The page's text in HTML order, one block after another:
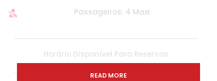
Passageiros: 4 Maxi
Horário Disponível Para Reservas
Todos os dias das 09 H 00 – 15 H00
READ MORE